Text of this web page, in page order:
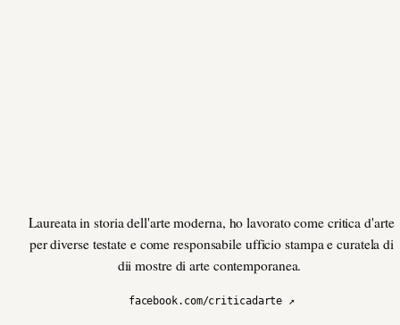
Laureata in storia dell'arte moderna, ho lavorato come critica d'arte
per diverse testate e come responsabile ufficio stampa e curatela di
dii mostre di arte contemporanea.
facebook.com/criticadarte ↗